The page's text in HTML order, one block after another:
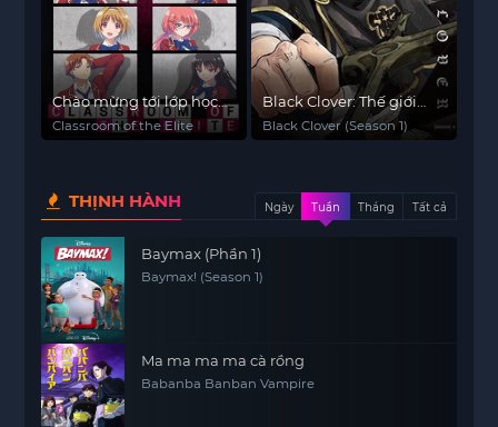
Chào mừng tới lớp học
biết tuốt
Classroom of the Elite
Black Clover: Thế giới
phép thuật (Phần 1)
Black Clover (Season 1)
THỊNH HÀNH Ngày Tuần Tháng Tất cả
Baymax (Phần 1)
Baymax! (Season 1)
Ma ma ma ma cà rồng
Babanba Banban Vampire